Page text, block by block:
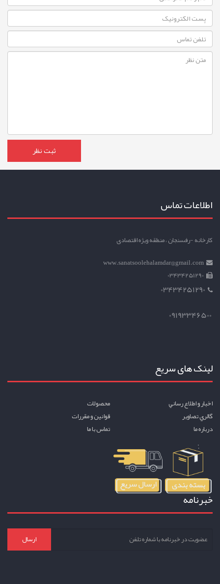
اطلاعات تماس
کارخانه -رفسنجان ، منطقه ویژه اقتصادی
www.sanatsoolehalamdar@gmail.com
03434251290
03434251290
09193346500
لینک های سریع
اخبار و اطلاع رساني
محصولات
گالري تصاوير
قوانين و مقررات
درباره ما
تماس با ما
خبرنامه
ارسال